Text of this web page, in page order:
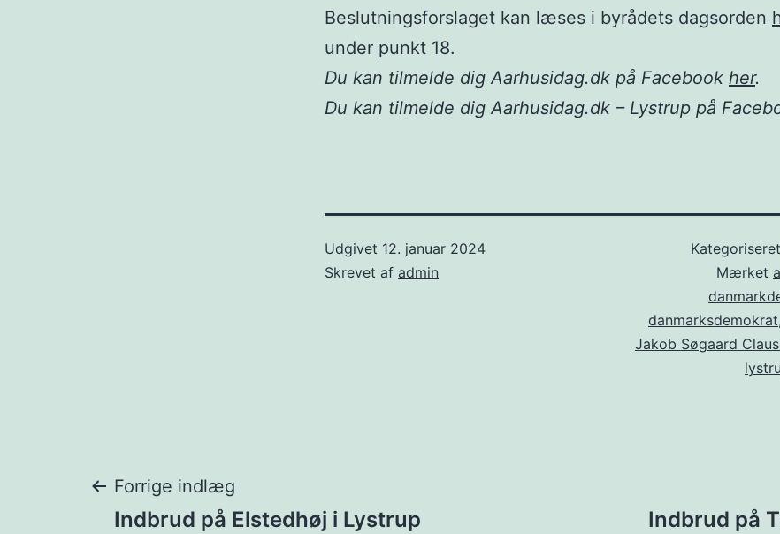
Beslutningsforslaget kan læses i byrådets dagsorden
under punkt 18.
Du kan tilmelde dig Aarhusidag.dk på Facebook her.
Du kan tilmelde dig Aarhusidag.dk – Lystrup på
Udgivet 12. januar 2024
Skrevet af admin
Mærket
danmarksdemokrat,
Jakob Søgaard
Indlægsnavigation
Forrige indlæg
Indbrud på Elstedhøj i Lystrup Indbrud på